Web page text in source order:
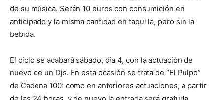
de su música. Serán 10 euros con consumición en
anticipado y la misma cantidad en taquilla, pero sin la
bebida.
El ciclo se acabará sábado, día 4, con la actuación de
nuevo de un Djs. En esta ocasión se trata de “El Pulpo”
de Cadena 100: como en anteriores actuaciones, a partir